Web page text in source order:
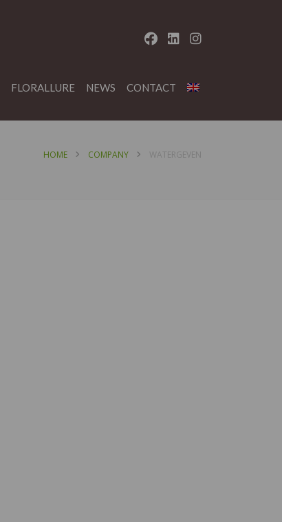
FLORALLURE NEWS CONTACT
HOME COMPANY WATERGEVEN